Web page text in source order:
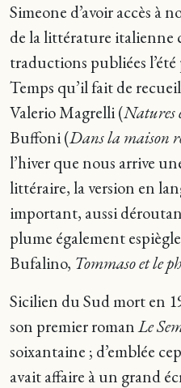
Simeone d’avoir accès à
de la littérature italienne
traductions publiées
Temps qu’il fait de
Valerio Magrelli (Natures
Buffoni (Dans la maison
l’hiver que nous arrive
littéraire, la version en
important, aussi
plume également
Bufalino, Tommaso et le
Sicilien du Sud mort en
son premier romanLe
soixantaine ; d’emblée
avait affaire à un grand